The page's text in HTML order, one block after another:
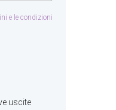
e le condizioni
uscite